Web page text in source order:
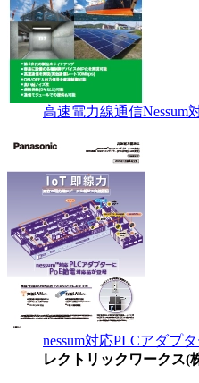
高速電力線通信Nessum
nessum対応PLCアダプ
レクトリックワークス(